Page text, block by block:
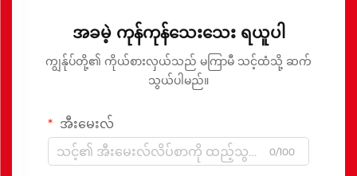
အခမဲ့ ကုန်ကုန်သေးသေး ရယူပါ
ကျွန်ုပ်တို့၏ ကိုယ်စားလှယ်သည် မကြာမီ သင့်ထံသို့ ဆက်
သွယ်ပါမည်။
အီးမေးလ်
0/100